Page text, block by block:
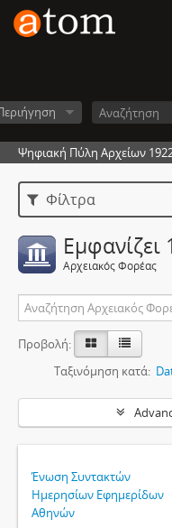
Ψηφιακή Πύλη Αρχείων
Φίλτρα
Αρχειακός Φορέας
Προβολή:
Ταξινόμηση κατά:
Ένωση Συντακτών
Ημερησίων Εφημερίδων
Αθηνών